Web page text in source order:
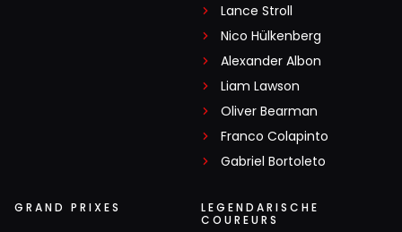
Lance Stroll
Nico Hülkenberg
Alexander Albon
Liam Lawson
Oliver Bearman
Franco Colapinto
Gabriel Bortoleto
GRAND PRIXES
LEGENDARISCHE
COUREURS